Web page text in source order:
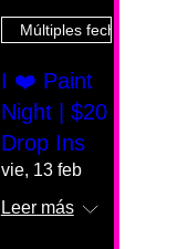
Múltiples fechas
I ❤️ Paint
Night | $20
Drop Ins
vie, 13 feb
Leer más